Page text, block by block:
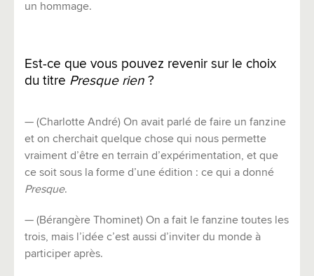
un hommage.
Est-ce que vous pouvez revenir sur le choix
du titre Presque rien ?
— (Charlotte André) On avait parlé de faire un fanzine
et on cherchait quelque chose qui nous permette
vraiment d’être en terrain d’expérimentation, et que
ce soit sous la forme d’une édition : ce qui a donné
Presque.
— (Bérangère Thominet) On a fait le fanzine toutes les
trois, mais l’idée c’est aussi d’inviter du monde à
participer après.